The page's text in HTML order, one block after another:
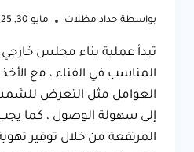
بواسطة حداد مظلات مايو 30, 2025
تبدأ عملية بناء مجلس خارجي
المناسب في الفناء ، مع
العوامل مثل التعرض للشمس
إلى سهولة الوصول ، كما يجب
المرتفعة من خلال توفير